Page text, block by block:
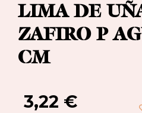
LIMA DE
ZAFIRO P
CM
3,22 €